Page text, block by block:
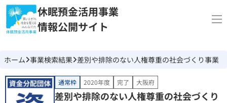
休眠預金活用事業
情報公開サイト
ホーム 事業検索結果 差別や排除のない人権尊重の社会づくり事業
通常枠 2020年度 完了 大阪府
差別や排除のない人権尊重の社会づくり